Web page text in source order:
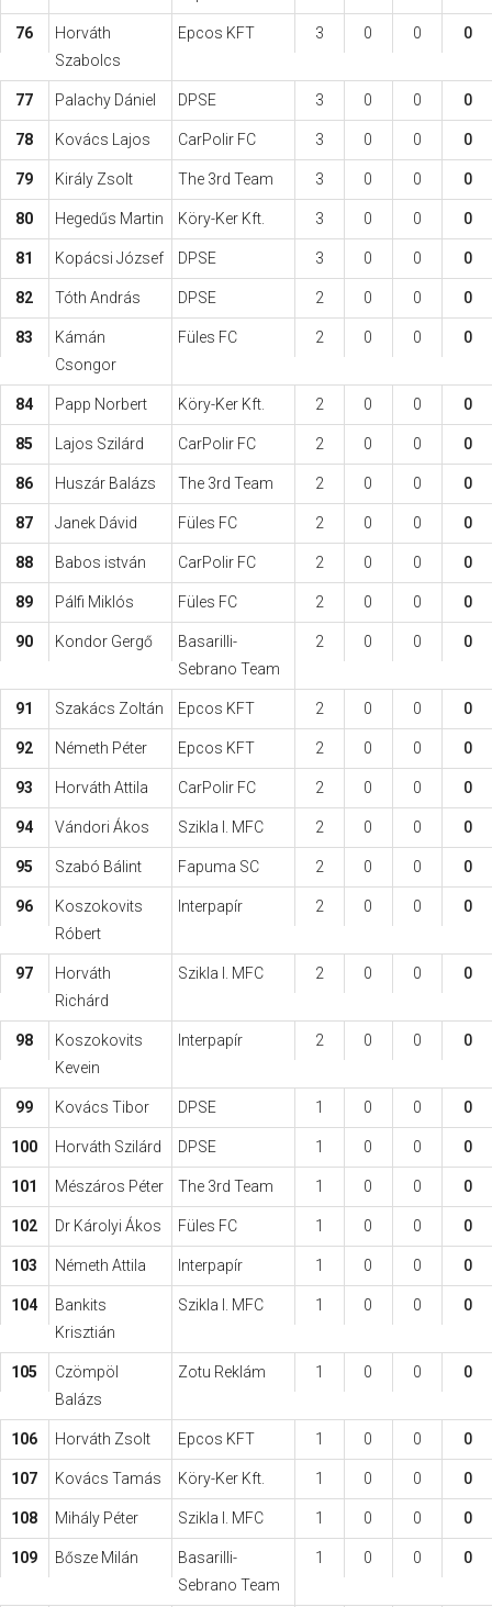
76
Horváth
Szabolcs
Epcos KFT 3 0 0 0
77 Palachy Dániel DPSE 3 0 0 0
78 Kovács Lajos CarPolir FC 3 0 0 0
79 Király Zsolt The 3rd Team 3 0 0 0
80 Hegedűs Martin Köry-Ker Kft. 3 0 0 0
81 Kopácsi József DPSE 3 0 0 0
82 Tóth András DPSE 2 0 0 0
83
Kámán
Csongor
Füles FC 2 0 0 0
84 Papp Norbert Köry-Ker Kft. 2 0 0 0
85 Lajos Szilárd CarPolir FC 2 0 0 0
86 Huszár Balázs The 3rd Team 2 0 0 0
87 Janek Dávid Füles FC 2 0 0 0
88 Babos istván CarPolir FC 2 0 0 0
89 Pálfi Miklós Füles FC 2 0 0 0
90 Kondor Gergő
Basarilli-
Sebrano Team
2 0 0 0
91 Szakács Zoltán Epcos KFT 2 0 0 0
92 Németh Péter Epcos KFT 2 0 0 0
93 Horváth Attila CarPolir FC 2 0 0 0
94 Vándori Ákos Szikla I. MFC 2 0 0 0
95 Szabó Bálint Fapuma SC 2 0 0 0
96
Koszokovits
Róbert
Interpapír 2 0 0 0
97
Horváth
Richárd
Szikla I. MFC 2 0 0 0
98
Koszokovits
Kevein
Interpapír 2 0 0 0
99 Kovács Tibor DPSE 1 0 0 0
100 Horváth Szilárd DPSE 1 0 0 0
101 Mészáros Péter The 3rd Team 1 0 0 0
102 Dr Károlyi Ákos Füles FC 1 0 0 0
103 Németh Attila Interpapír 1 0 0 0
104
Bankits
Krisztián
Szikla I. MFC 1 0 0 0
105
Czömpöl
Balázs
Zotu Reklám 1 0 0 0
106 Horváth Zsolt Epcos KFT 1 0 0 0
107 Kovács Tamás Köry-Ker Kft. 1 0 0 0
108 Mihály Péter Szikla I. MFC 1 0 0 0
109 Bősze Milán
Basarilli-
Sebrano Team
1 0 0 0